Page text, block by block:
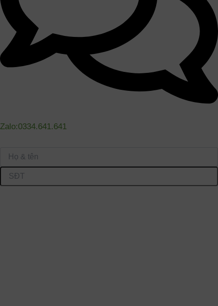
Zalo:0334.641.641